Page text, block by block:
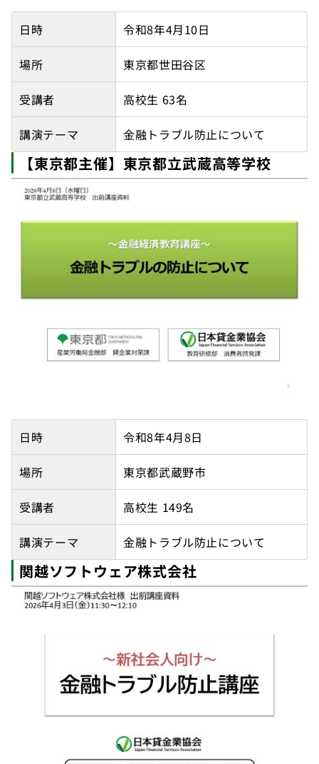
【東京都主催】下北沢成徳高等学校の講師派遣実績詳細
日時 令和8年4月10日
場所 東京都世田谷区
受講者 高校生 63名
講演テーマ 金融トラブル防止について
【東京都主催】東京都立武蔵高等学校
【東京都主催】東京都立武蔵高等学校の講師派遣実績詳細
日時 令和8年4月8日
場所 東京都武蔵野市
受講者 高校生 149名
講演テーマ 金融トラブル防止について
関越ソフトウェア株式会社